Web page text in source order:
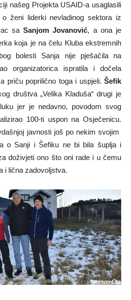
našeg Projekta USAID-a usaglasili
ženi liderki nevladinog sektora iz
sa Sanjom Jovanović, a ona je
koja je na čelu Kluba ekstremnih
bolesti Sanja nije pješačila na
organizatorica ispratila i dočela
priču poprilično toga i uspjeli. Šefik
društva „Velika Kladuša“ drugi je
jer je nedavno, povodom svog
100-ti uspon na Osječenicu.
javnosti još po nekim svojim
o Sanji i Šefiku ne bi bila šuplja i
doživjeti ono što oni rade i u čemu
i lična zadovoljstva.